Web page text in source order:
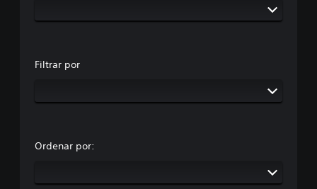
Filtrar por
Ordenar por: